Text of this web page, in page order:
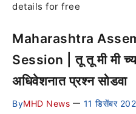
details for free
Maharashtra
Session | तू तू मी मी
अधिवेशनात प्रश्न सोडवा
ByMHD News — 11 डिसेंबर